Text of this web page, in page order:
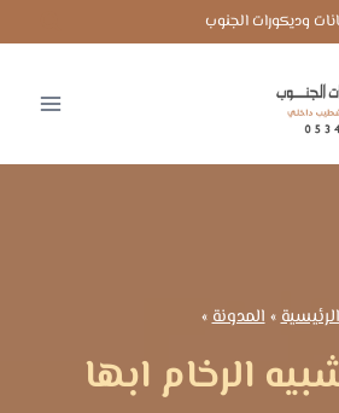
وديكورات الجنوب
الرئيسية»المدونة»
الرخام ابها